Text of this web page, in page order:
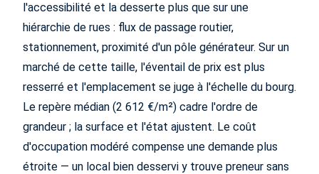
l'accessibilité et la desserte plus que sur une
hiérarchie de rues : flux de passage routier,
stationnement, proximité d'un pôle générateur. Sur un
marché de cette taille, l'éventail de prix est plus
resserré et l'emplacement se juge à l'échelle du bourg.
Le repère médian (2 612 €/m²) cadre l'ordre de
grandeur ; la surface et l'état ajustent. Le coût
d'occupation modéré compense une demande plus
étroite — un local bien desservi y trouve preneur sans